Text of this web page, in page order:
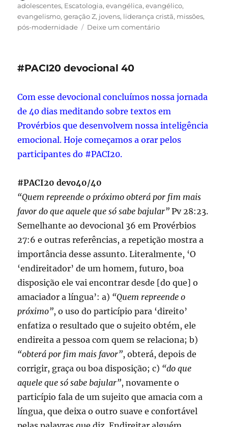
em
adolescentes, Escatologia,evangélica,evangélico,
evangelismo,geração Z, jovens, liderança cristã, missões,
pós-modernidade
Deixe um comentárioem
do
Rei
#PACI20 devocional 40
Com esse devocional concluímos nossa jornada
de 40 dias meditando sobre textos em
Provérbios que desenvolvem nossa inteligência
emocional. Hoje começamos a orar pelos
participantes do #PACI20.
#PACI20 devo40/40
“Quem repreende o próximo obterá por fim mais
favor do que aquele que só sabe bajular” Pv 28:23.
Semelhante ao devocional 36 em Provérbios
27:6 e outras referências, a repetição mostra a
importância desse assunto. Literalmente, ‘O
‘endireitador’ de um homem, futuro, boa
disposição ele vai encontrar desde [do que] o
amaciador a língua’: a) “Quem repreende o
próximo”, o uso do particípio para ‘direito’
enfatiza o resultado que o sujeito obtém, ele
endireita a pessoa com quem se relaciona; b)
“obterá por fim mais favor”, obterá, depois de
corrigir, graça ou boa disposição; c) “do que
aquele que só sabe bajular”, novamente o
particípio fala de um sujeito que amacia com a
língua, que deixa o outro suave e confortável